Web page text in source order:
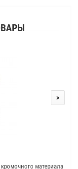
материала
>